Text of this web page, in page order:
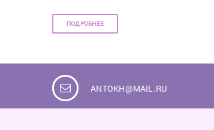
ПОДРОБНЕЕ
ANTOKH@MAIL.RU